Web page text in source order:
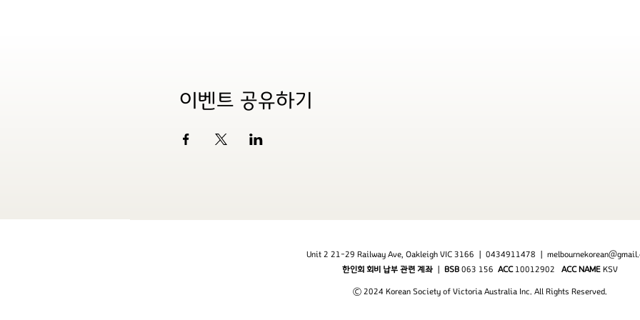
이벤트 공유하기
Unit 2 21-29 Railway Ave, Oakleigh VIC 3166 | 0434911478 |
한인회 회비 납부 관련 계좌
BSB 063 156 ACC10012902 ACC NAME KSV
© 2024 Korean Society of Victoria Australia Inc. All Rights Reserved.